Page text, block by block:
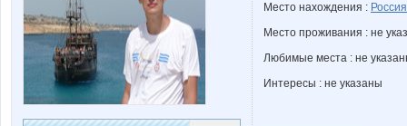
Место нахождения : Россия
Место проживания : не
Любимые места : не
Интересы : не указаны